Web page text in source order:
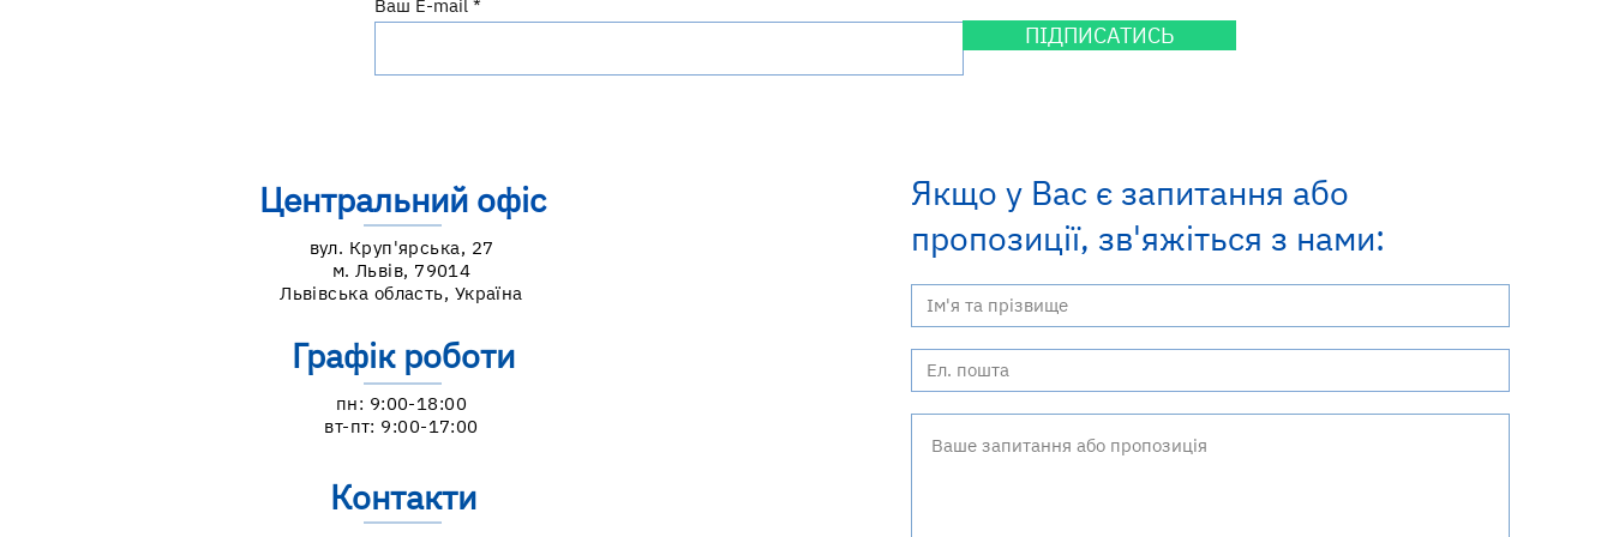
Ваш E-mail
ПІДПИСАТИСЬ
Центральний офіс
вул. Круп'ярська, 27
м. Львів, 79014
Львівська область, Україна
Графік роботи
пн: 9:00-18:00
вт-пт: 9:00-17:00
Контакти
Якщо у Вас є запитання або
пропозиції, зв'яжіться з нами: